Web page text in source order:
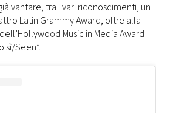
vantare, tra i vari riconoscimenti, un
Latin Grammy Award, oltre alla
Music in Media Award
sì/Seen”.